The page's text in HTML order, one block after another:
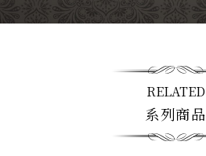
RELATED
系列商品